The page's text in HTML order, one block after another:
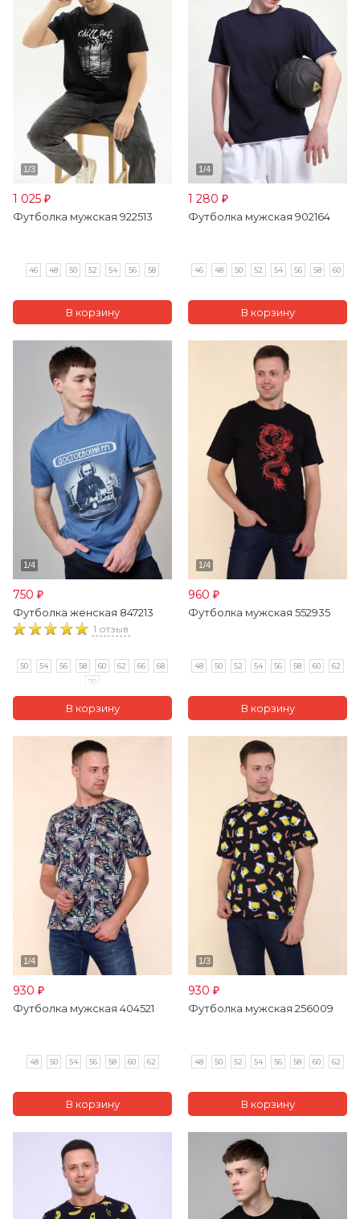
1 025 ₽
Футболка мужская 922513
46 48 50 52 54 56 58
1 280 ₽
Футболка мужская 902164
46 48 50 52 54 56 58 60
750 ₽
Футболка женская 847213
1 отзыв
50 54 56 58 60 62 66
68
70
960 ₽
Футболка мужская 552935
48 50 52 54 56 58 60 62
930 ₽
Футболка мужская 404521
48 50 54 56 58 60 62
930 ₽
Футболка мужская 256009
48 50 52 54 56 58 60 62